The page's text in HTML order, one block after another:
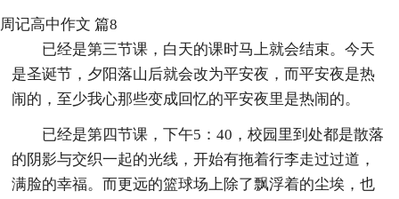
周记高中作文 篇8
已经是第三节课，白天的课时马上就会结束。今天
是圣诞节，夕阳落山后就会改为平安夜，而平安夜是热
闹的，至少我心那些变成回忆的平安夜里是热闹的。
已经是第四节课，下午5：40，校园里到处都是散落
的阴影与交织一起的光线，开始有拖着行李走过过道，
满脸的幸福。而更远的篮球场上除了飘浮着的尘埃，也